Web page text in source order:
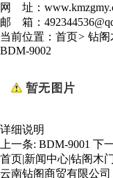
网 址：
邮 箱：
当前位置： 首页> 钻阁
BDM-9002
详细说明
上一条: BDM-9001 下
首页|新闻中心|钻阁木门
云南钻阁商贸有限公